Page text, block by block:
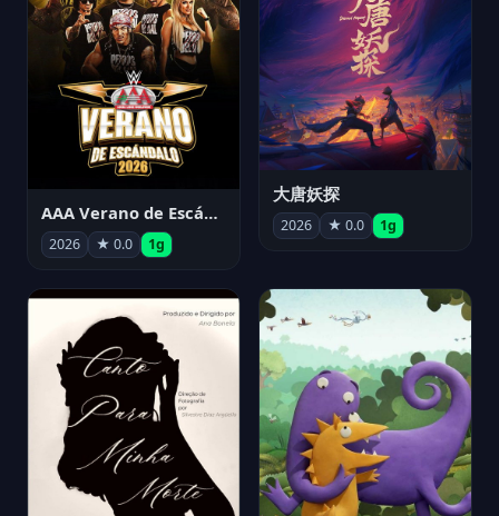
AAA Verano de Escándalo 2026 - Week 3
2026 ★ 0.0 1g
大唐妖探
2026 ★ 0.0 1g